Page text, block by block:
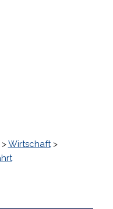
>Wirtschaft>